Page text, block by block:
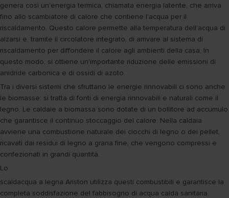
genera così un'energia termica, chiamata energia latente, che arriva
fino allo scambiatore di calore che contiene l'acqua per il
riscaldamento. Questo calore permette alla temperatura dell'acqua di
alzarsi e, tramite il circolatore integrato, di arrivare al sistema di
riscaldamento per diffondere il calore agli ambienti della casa. In
questo modo, si ottiene un'importante riduzione delle emissioni di
anidride carbonica e di ossidi di azoto.
Tra i diversi sistemi che sfruttano le energie rinnovabili ci sono anche
le biomasse: si tratta di fonti di energia rinnovabili e naturali come il
legno. Le caldaie a biomassa sono dotate di un bollitore ad accumulo
che garantisce il continuo stoccaggio del calore. Nella caldaia
avviene una combustione naturale dei ciocchi di legno o dei pellet,
ricavati dai residui di legno a grana fine, che vengono compressi e
confezionati in grandi quantità.
Lo
scaldacqua a legna Ariston utilizza questi combustibili e garantisce la
completa soddisfazione del fabbisogno di acqua calda sanitaria.